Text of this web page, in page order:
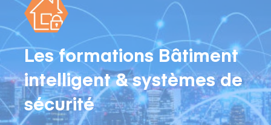
Les formations Bâtiment
intelligent & systèmes de
sécurité